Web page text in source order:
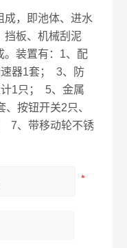
成，即池体、进水
挡板、机械刮泥
。装置有：1、配
器1套； 3、防
1只； 5、金属
按钮开关2只、
7、带移动轮不锈